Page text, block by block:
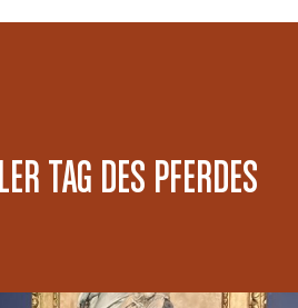
TAG DES PFERDES